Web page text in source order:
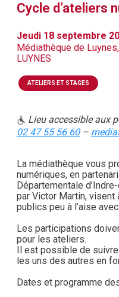
Cycle d’ateliers
Jeudi 18 septembre
Médiathèque de
LUYNES
ATELIERS ET STAGES
Lieu accessible aux
02 47 55 56 60–
La médiathèque vous
numériques, en
Départementale
par Victor Martin,
publics peu à l’aise
Les participations
pour les ateliers.
Il est possible de
les uns des autres en
Dates et programme